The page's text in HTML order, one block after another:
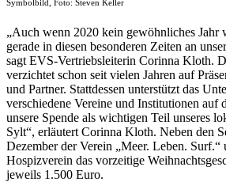
Symbolbild, Foto: Steven Keller
„Auch wenn 2020 kein gewöhnliches Jahr
gerade in diesen besonderen Zeiten an
sagt EVS-Vertriebsleiterin Corinna Kloth.
verzichtet schon seit vielen Jahren auf
und Partner. Stattdessen unterstützt das
verschiedene Vereine und Institutionen auf
unsere Spende als wichtigen Teil unseres
Sylt“, erläutert Corinna Kloth. Neben den
Dezember der Verein „Meer. Leben. Surf.“
Hospizverein das vorzeitige
jeweils 1.500 Euro.